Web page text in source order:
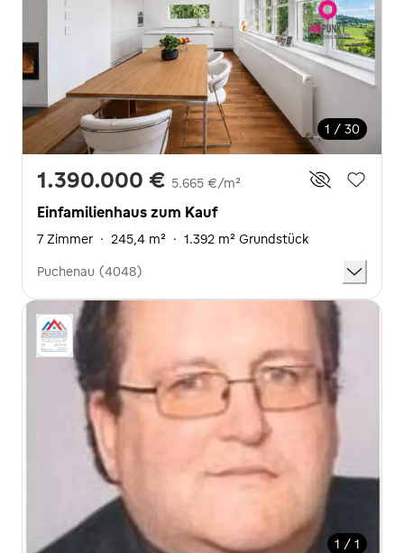
1 / 30
1.390.000 € 5.665 €/m²
Einfamilienhaus zum Kauf
7 Zimmer · 245,4 m² · 1.392 m² Grundstück
Puchenau (4048)
1 / 1